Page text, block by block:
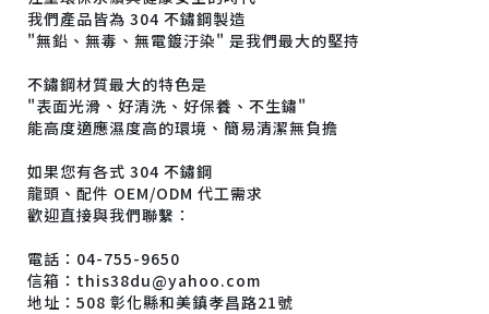
我們產品皆為 304 不鏽鋼製造
"無鉛、無毒、無電鍍汙染" 是我們最大的堅持
不鏽鋼材質最大的特色是
"表面光滑、好清洗、好保養、不生鏽"
能高度適應濕度高的環境、簡易清潔無負擔
如果您有各式 304 不鏽鋼
龍頭、配件 OEM/ODM 代工需求
歡迎直接與我們聯繫：
電話：04-755-9650
信箱：this38du@yahoo.com
地址：508 彰化縣和美鎮孝昌路21號